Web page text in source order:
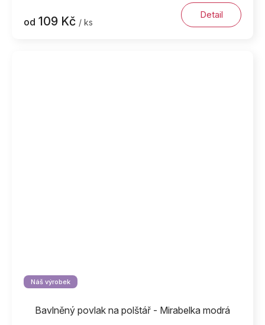
od 109 Kč / ks
Detail
Náš výrobek
Bavlněný povlak na polštář - Mirabelka modrá